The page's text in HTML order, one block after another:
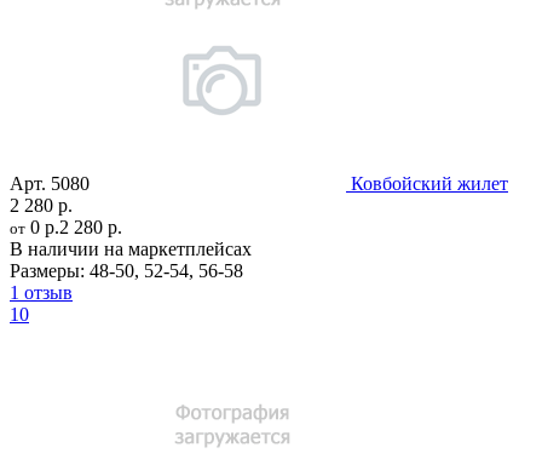
Арт. 5080
Ковбойский жилет
2 280 р.
от 0 р.2 280 р.
В наличии на маркетплейсах
Размеры: 48-50, 52-54, 56-58
1 отзыв
10